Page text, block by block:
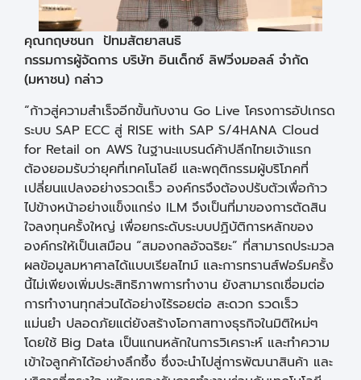
คุณกฤษชนก ปัทมสัตยาสนธิ
กรรมการผู้จัดการ บริษัท อินเด็กซ์ ลิฟวิ่งมอลล์ จำกัด
(มหาชน) กล่าว
“ก้าวสู่ความสำเร็จอีกขั้นกับงาน Go Live โครงการอัปเกรด
ระบบ SAP ECC สู่ RISE with SAP S/4HANA Cloud
for Retail on AWS ในฐานะแบรนด์ค้าปลีกไทยเจ้าแรก
ต้องยอมรับว่ายุคที่เทคโนโลยี และพฤติกรรมผู้บริโภคที่
เปลี่ยนแปลงอย่างรวดเร็ว องค์กรจึงต้องปรับตัวเพื่อก้าว
ไปข้างหน้าอย่างแข็งแกร่ง ILM จึงเป็นที่มาของการตัดสิน
ใจลงทุนครั้งใหญ่ เพื่อยกระดับระบบปฏิบัติการหลักของ
องค์กรให้เป็นเสมือน “สมองกลอัจฉริยะ” ที่สามารถประมวล
ผลข้อมูลมหาศาลได้แบบเรียลไทม์ และการทรานส์ฟอร์มครั้ง
นี้ไม่เพียงเพิ่มประสิทธิภาพการทำงาน ยังสามารถเชื่อมต่อ
การทำงานทุกส่วนได้อย่างไร้รอยต่อ สะดวก รวดเร็ว
แม่นยำ ปลอดภัยแต่ยังสร้างโอกาสทางธุรกิจในมิติใหม่ๆ
โดยใช้ Big Data เป็นแกนหลักในการวิเคราะห์ และทำความ
เข้าใจลูกค้าได้อย่างลึกซึ้ง ซึ่งจะนำไปสู่การพัฒนาสินค้า และ